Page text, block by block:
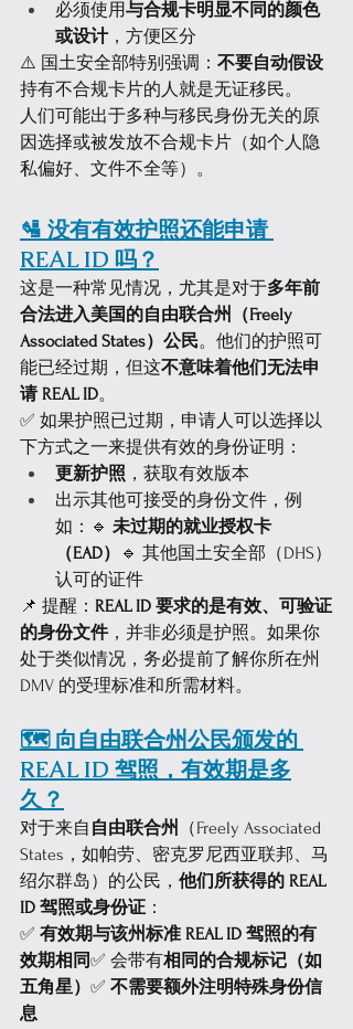
必须使用与合规卡明显不同的颜色
或设计，方便区分
⚠️ 国土安全部特别强调： 不要自动假设
持有不合规卡片的人就是无证移民。
人们可能出于多种与移民身份无关的原
因选择或被发放不合规卡片（如个人隐
私偏好、文件不全等）。
🛂 没有有效护照还能申请
REAL ID 吗？
这是一种常见情况，尤其是对于多年前
合法进入美国的自由联合州（Freely
Associated States）公民。他们的护照可
能已经过期，但这不意味着他们无法申
请 REAL ID。
✅ 如果护照已过期，申请人可以选择以
下方式之一来提供有效的身份证明：
更新护照 ，获取有效版本
出示其他可接受的身份文件，例
如：🔹 未过期的就业授权卡
（EAD）
🔹 其他国土安全部（DHS）
认可的证件
📌 提醒： REAL ID 要求的是有效、可验证
的身份文件，并非必须是护照。如果你
处于类似情况，务必提前了解你所在州
DMV 的受理标准和所需材料。
🗺 向自由联合州公民颁发的
REAL ID 驾照，有效期是多
久？
对于来自 自由联合州
（Freely Associated
States，如帕劳、密克罗尼西亚联邦、马
绍尔群岛）的公民， 他们所获得的 REAL
ID 驾照或身份证 ：
✅ 有效期与该州标准 REAL ID 驾照的有
效期相同✅ 会带有相同的合规标记（如
五角星） ✅ 不需要额外注明特殊身份信
息